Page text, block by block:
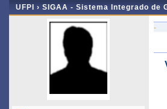
UFPI › SIGAA - Sistema Integrado de
-